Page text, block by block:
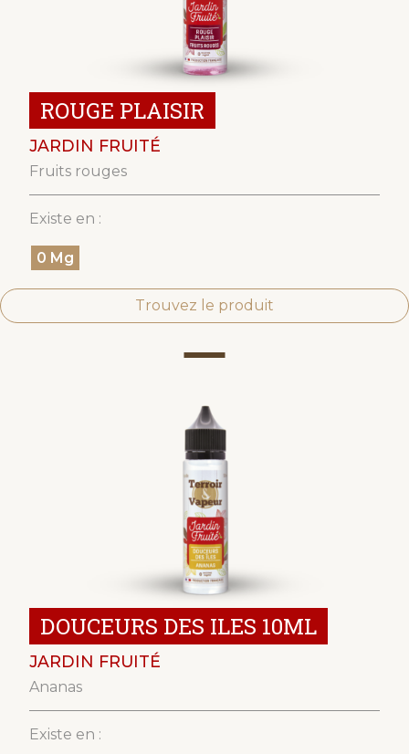
ROUGE PLAISIR
JARDIN FRUITÉ
Fruits rouges
Existe en :
0 Mg
Trouvez le produit
DOUCEURS DES ILES 10ML
JARDIN FRUITÉ
Ananas
Existe en :